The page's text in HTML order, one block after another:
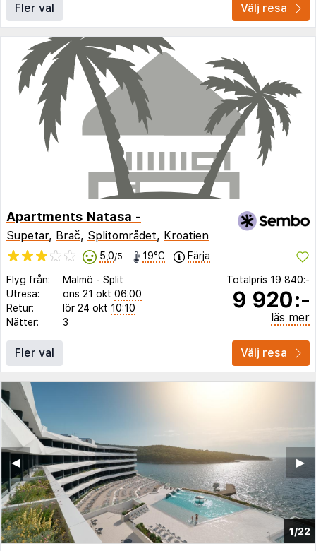
Fler val Välj resa
Apartments Natasa -
Supetar, Brač, Splitområdet, Kroatien
5,0/5 19°C Färja
Flyg från: Malmö - Split
Utresa:
ons 21 okt 06:00
Retur:
lör 24 okt 10:10
Nätter:
3
Totalpris 19 840:-
9 920:-
läs mer
Fler val Välj resa
1/22
▶︎
◀︎